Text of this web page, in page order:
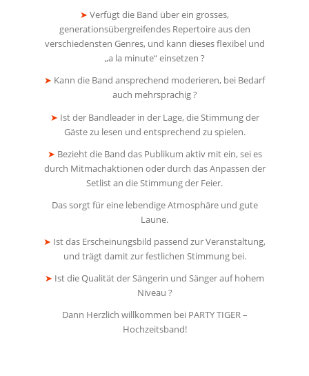
➤ Verfügt die Band über ein grosses,
generationsübergreifendes Repertoire aus den
verschiedensten Genres, und kann dieses flexibel und
„a la minute“ einsetzen ?
➤ Kann die Band ansprechend moderieren, bei Bedarf
auch mehrsprachig ?
➤ Ist der Bandleader in der Lage, die Stimmung der
Gäste zu lesen und entsprechend zu spielen.
➤ Bezieht die Band das Publikum aktiv mit ein, sei es
durch Mitmachaktionen oder durch das Anpassen der
Setlist an die Stimmung der Feier.
Das sorgt für eine lebendige Atmosphäre und gute
Laune.
➤ Ist das Erscheinungsbild passend zur Veranstaltung,
und trägt damit zur festlichen Stimmung bei.
➤ Ist die Qualität der Sängerin und Sänger auf hohem
Niveau ?
Dann Herzlich willkommen bei PARTY TIGER –
Hochzeitsband!